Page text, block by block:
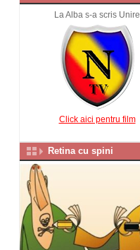
La Alba s-a scris Unire
Click aici pentru film
Retina cu spini